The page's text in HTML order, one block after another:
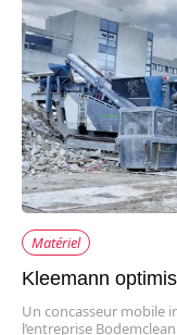
Matériel
Kleemann
Un concasseur mobile
l’entreprise